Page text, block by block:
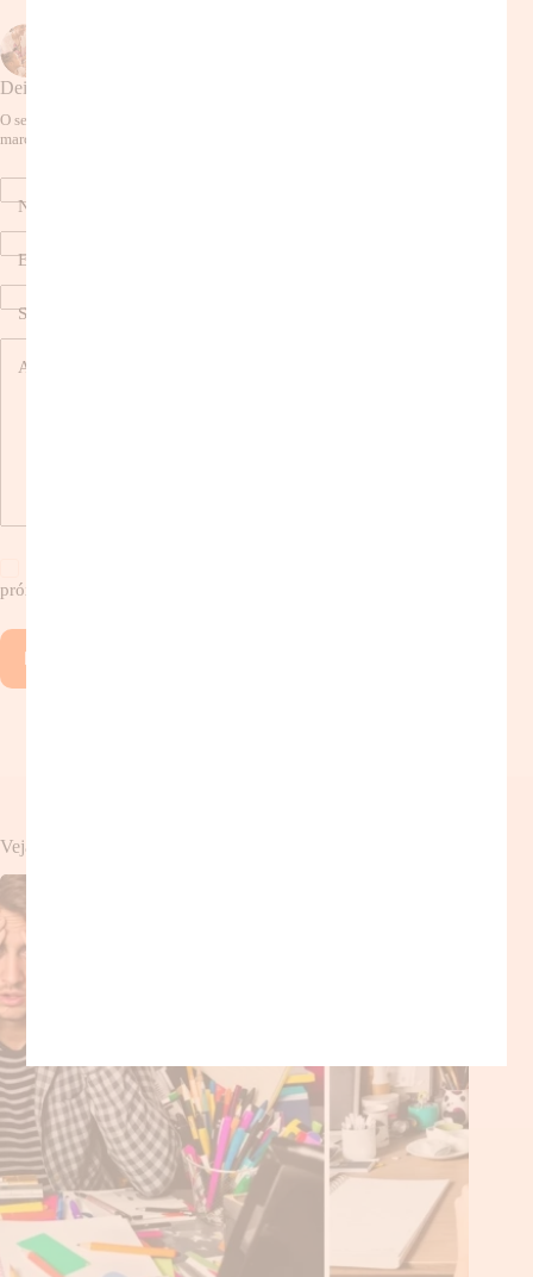
Deixe um comentário
O seu endereço de e-mail não será publicado.
marcados com
Nome
E-mail
Site
Adicionar comentário
próxima vez que eu comentar.
Publicar comentário
Veja também!